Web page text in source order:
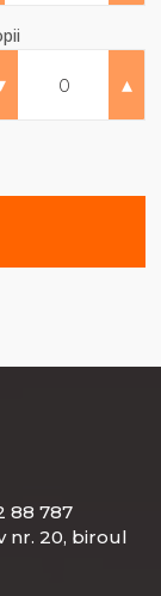
▴
88 787
nr. 20, biroul